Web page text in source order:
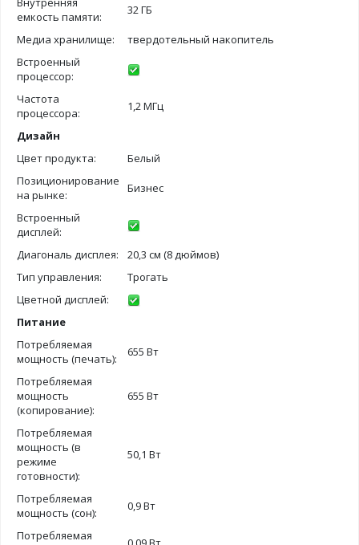
емкость памяти:
32 ГБ
Медиа хранилище:
твердотельный накопитель
Встроенный
процессор:
Частота
процессора:
1,2 МГц
Дизайн
Цвет продукта:
Белый
Позиционирование
на рынке:
Бизнес
Встроенный
дисплей:
Диагональ дисплея:
20,3 см (8 дюймов)
Тип управления:
Трогать
Цветной дисплей:
Питание
Потребляемая
мощность (печать):
655 Вт
Потребляемая
мощность
(копирование):
655 Вт
Потребляемая
мощность (в
режиме
готовности):
50,1 Вт
Потребляемая
мощность (сон):
0,9 Вт
Потребляемая